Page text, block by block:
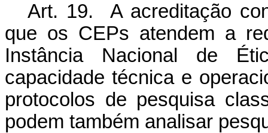
Art. 19. A acreditação
que os CEPs atendem a
Instância Nacional de
capacidade técnica e
protocolos de pesquisa
podem também analisar